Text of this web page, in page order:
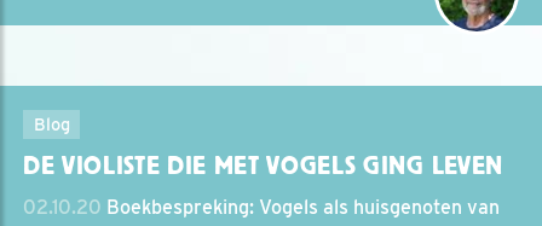
Blog
DE VIOLISTE DIE MET VOGELS GING LEVEN
02.10.20 Boekbespreking: Vogels als huisgenoten van